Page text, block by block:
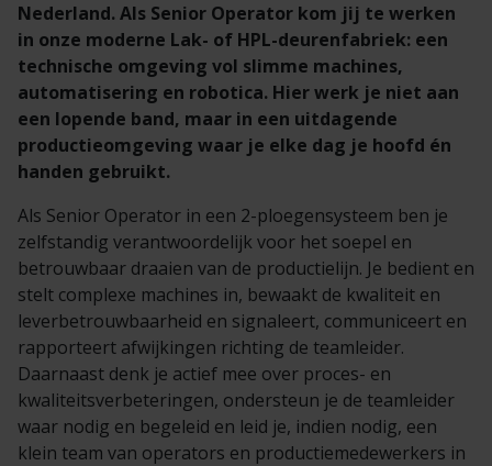
Diensten
Technische documentatie
Veelgestelde vragen
Prefab woning
Handelspartner
Rookwerend
Duurzaamheid
Brochures
Technische documentatie
Veelgestelde vragen
Verkooppunten
Veelgestelde vragen
GND Garantiedeuren
Werken bij Berkvens
Nederland. Als Senior Operator kom jij te werken
in onze moderne Lak- of HPL-deurenfabriek: een
technische omgeving vol slimme machines,
automatisering en robotica. Hier werk je niet aan
een lopende band, maar in een uitdagende
productieomgeving waar je elke dag je hoofd én
handen gebruikt.
Als Senior Operator in een 2-ploegensysteem ben je
zelfstandig verantwoordelijk voor het soepel en
betrouwbaar draaien van de productielijn. Je bedient en
stelt complexe machines in, bewaakt de kwaliteit en
leverbetrouwbaarheid en signaleert, communiceert en
rapporteert afwijkingen richting de teamleider.
Daarnaast denk je actief mee over proces- en
kwaliteitsverbeteringen, ondersteun je de teamleider
waar nodig en begeleid en leid je, indien nodig, een
klein team van operators en productiemedewerkers in